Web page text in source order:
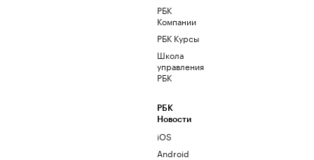
РБК
Компании
РБК Курсы
Школа
управления
РБК
РБК
Новости
iOS
Android